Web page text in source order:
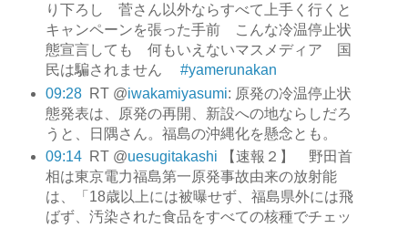
り下ろし 菅さん以外ならすべて上手く行くと
キャンペーンを張った手前 こんな冷温停止状
態宣言しても 何もいえないマスメディア 国
民は騙されません #yamerunakan
09:28
RT @iwakamiyasumi: 原発の冷温停止状
態発表は、原発の再開、新設への地ならしだろ
うと、日隅さん。福島の沖縄化を懸念とも。
09:14
RT @uesugitakashi 【速報２】 野田首
相は東京電力福島第一原発事故由来の放射能
は、「18歳以上には被曝せず、福島県外には飛
ばず、汚染された食品をすべての核種でチェッ